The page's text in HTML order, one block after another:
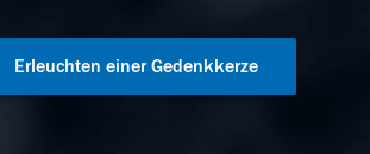
Erleuchten einer Gedenkkerze